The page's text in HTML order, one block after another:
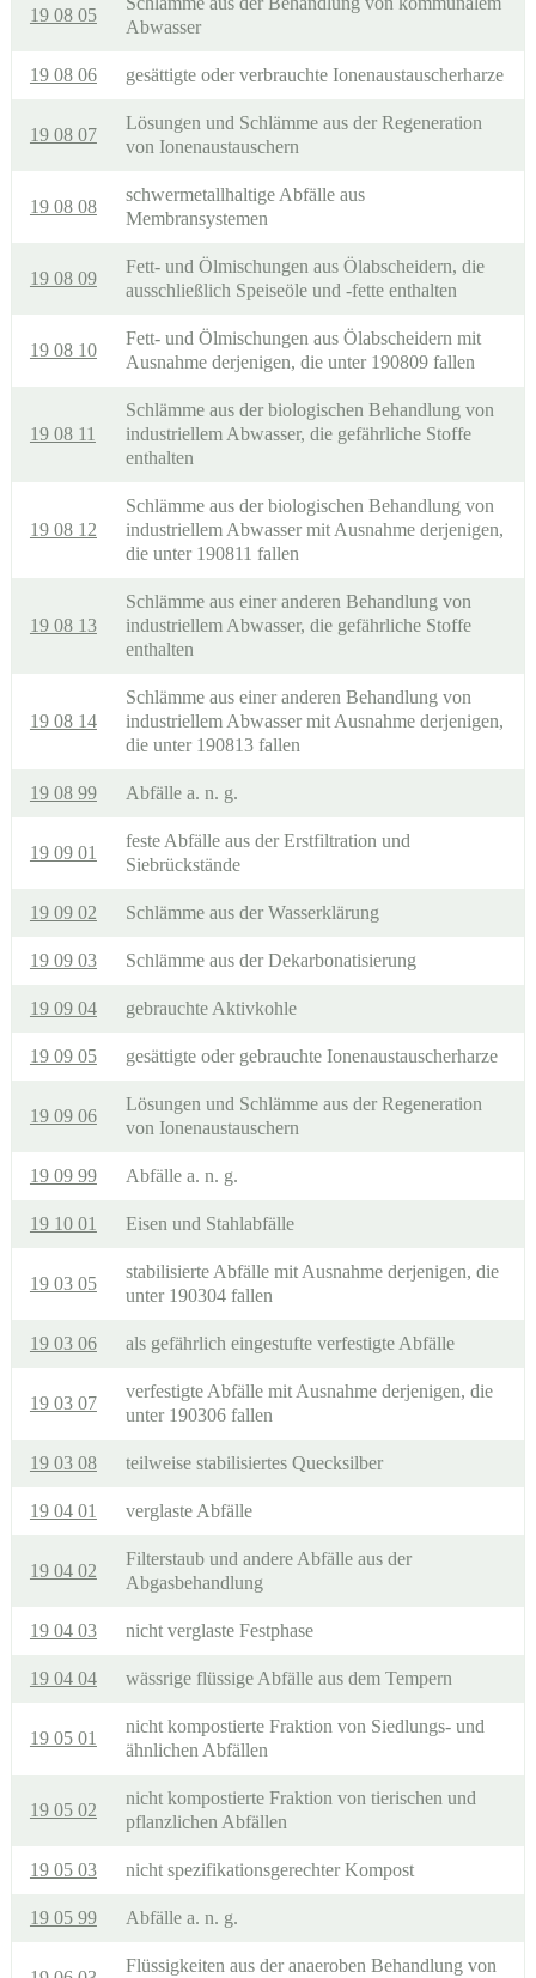
19 08 05
Abwasser
19 08 06 gesättigte oder verbrauchte Ionenaustauscherharze
19 08 07
Lösungen und Schlämme aus der Regeneration
von Ionenaustauschern
19 08 08
schwermetallhaltige Abfälle aus
Membransystemen
19 08 09
Fett- und Ölmischungen aus Ölabscheidern, die
ausschließlich Speiseöle und -fette enthalten
19 08 10
Fett- und Ölmischungen aus Ölabscheidern mit
Ausnahme derjenigen, die unter 190809 fallen
19 08 11
Schlämme aus der biologischen Behandlung von
industriellem Abwasser, die gefährliche Stoffe
enthalten
19 08 12
Schlämme aus der biologischen Behandlung von
industriellem Abwasser mit Ausnahme derjenigen,
die unter 190811 fallen
19 08 13
Schlämme aus einer anderen Behandlung von
industriellem Abwasser, die gefährliche Stoffe
enthalten
19 08 14
Schlämme aus einer anderen Behandlung von
industriellem Abwasser mit Ausnahme derjenigen,
die unter 190813 fallen
19 08 99 Abfälle a. n. g.
19 09 01
feste Abfälle aus der Erstfiltration und
Siebrückstände
19 09 02 Schlämme aus der Wasserklärung
19 09 03 Schlämme aus der Dekarbonatisierung
19 09 04 gebrauchte Aktivkohle
19 09 05 gesättigte oder gebrauchte Ionenaustauscherharze
19 09 06
Lösungen und Schlämme aus der Regeneration
von Ionenaustauschern
19 09 99 Abfälle a. n. g.
19 10 01 Eisen und Stahlabfälle
19 03 05
stabilisierte Abfälle mit Ausnahme derjenigen, die
unter 190304 fallen
19 03 06 als gefährlich eingestufte verfestigte Abfälle
19 03 07
verfestigte Abfälle mit Ausnahme derjenigen, die
unter 190306 fallen
19 03 08 teilweise stabilisiertes Quecksilber
19 04 01 verglaste Abfälle
19 04 02
Filterstaub und andere Abfälle aus der
Abgasbehandlung
19 04 03 nicht verglaste Festphase
19 04 04 wässrige flüssige Abfälle aus dem Tempern
19 05 01
nicht kompostierte Fraktion von Siedlungs- und
ähnlichen Abfällen
19 05 02
nicht kompostierte Fraktion von tierischen und
pflanzlichen Abfällen
19 05 03 nicht spezifikationsgerechter Kompost
19 05 99 Abfälle a. n. g.
Flüssigkeiten aus der anaeroben Behandlung von